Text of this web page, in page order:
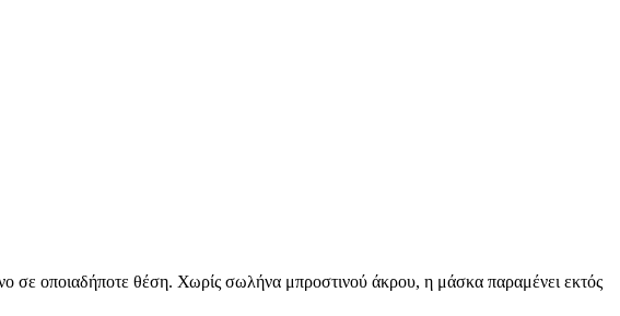
σε οποιαδήποτε θέση. Χωρίς σωλήνα μπροστινού άκρου, η μάσκα παραμένει εκτός